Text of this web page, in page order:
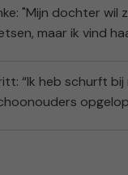
"Mijn dochter wil
maar ik vind
“Ik heb schurft bij